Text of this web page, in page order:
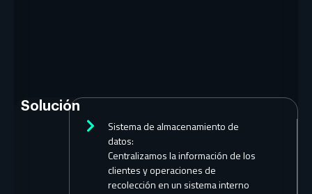
Solución
Sistema de almacenamiento de
datos:
Centralizamos la información de los
clientes y operaciones de
recolección en un sistema interno